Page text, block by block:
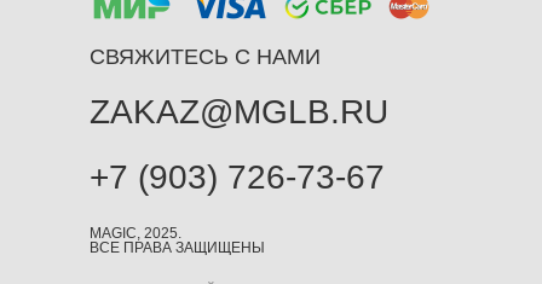
MAGIC, 2025.
ВСЕ ПРАВА ЗАЩИЩЕНЫ
СВЯЖИТЕСЬ С НАМИ
+7 (903) 726-73-67
ZAKAZ@MGLB.RU